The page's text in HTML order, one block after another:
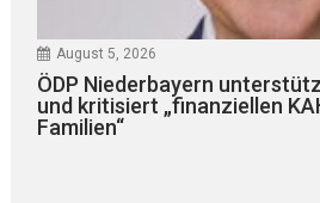
August 5, 2026
ÖDP Niederbayern
und kritisiert „finanziellen
Familien“